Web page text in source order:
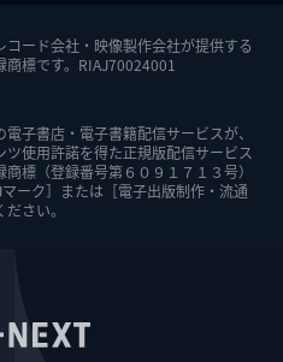
コード会社・映像製作会社が提供する
商標です。RIAJ70024001
子書店・電子書籍配信サービスが、
使用許諾を得た正規版配信サービス
標（登録番号第６０９１７１３号）
ーク］または［電子出版制作・流通
さい。